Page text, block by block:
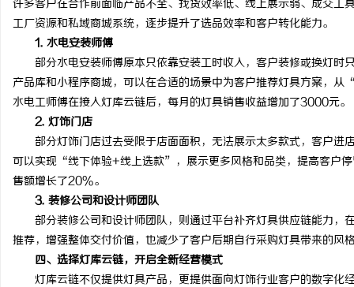
许多客户在合作前面临产品不全、找货效率低、线上展示弱、成交
工厂资源和私域商城系统，逐步提升了选品效率和客户转化能力。
1. 水电安装师傅
部分水电安装师傅原本只依靠安装工时收入，客户装修或换灯时
产品库和小程序商城，可以在合适的场景中为客户推荐灯具方案，
水电工师傅在接入灯库云链后，每月的灯具销售收益增加了3000元。
2. 灯饰门店
部分灯饰门店过去受限于店面面积，无法展示太多款式，客户进
可以实现“线下体验+线上选款”，展示更多风格和品类，提高客户
售额增长了20%。
3. 装修公司和设计师团队
部分装修公司和设计师团队，则通过平台补齐灯具供应链能力，
推荐，增强整体交付价值，也减少了客户后期自行采购灯具带来的风
四、选择灯库云链，开启全新经营模式
灯库云链不仅提供灯具产品，更提供面向灯饰行业客户的数字化